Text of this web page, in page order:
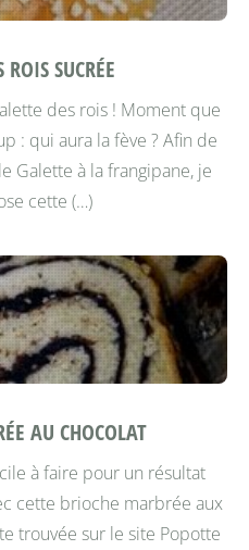
ROIS SUCRÉE
des rois ! Moment que
: qui aura la fève ? Afin de
Galette à la frangipane, je
cette (…)
AU CHOCOLAT
à faire pour un résultat
cette brioche marbrée aux
trouvée sur le site Popotte